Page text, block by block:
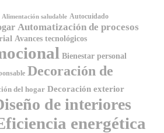
Alimentación saludable Autocuidado
Automatización de procesos
Avances tecnológicos
Bienestar personal
Decoración de
del hogar Decoración exterior
de interiores
energética